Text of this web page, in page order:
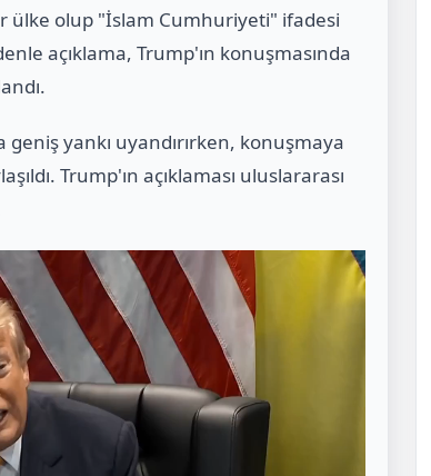
ülke olup "İslam Cumhuriyeti" ifadesi
açıklama, Trump'ın konuşmasında
yankı uyandırırken, konuşmaya
Trump'ın açıklaması uluslararası